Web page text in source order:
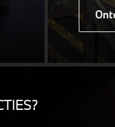
u
juist
keer